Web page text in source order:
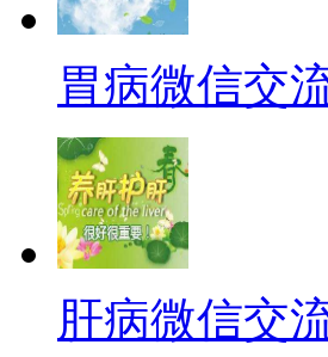
胃病微信交
肝病微信交